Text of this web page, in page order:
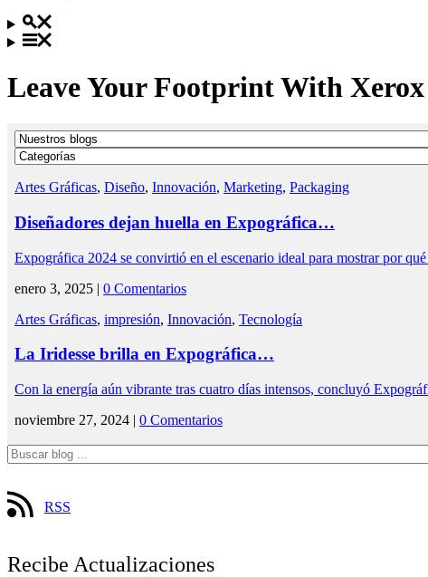
Leave Your Footprint With Xerox
Artes Gráficas, Diseño, Innovación, Marketing, Packaging
Diseñadores dejan huella en Expográfica…
Expográfica 2024 se convirtió en el escenario ideal para mostrar por
enero 3, 2025 | 0 Comentarios
Artes Gráficas, impresión, Innovación, Tecnología
La Iridesse brilla en Expográfica…
Con la energía aún vibrante tras cuatro días intensos, concluyó
noviembre 27, 2024 | 0 Comentarios
RSS
Recibe Actualizaciones